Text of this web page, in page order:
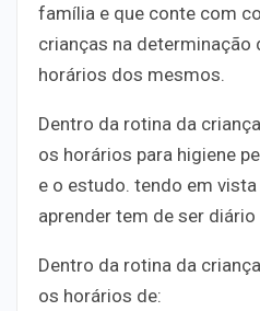
família e que conte com
crianças na determinação
horários dos mesmos.
Dentro da rotina da
os horários para higiene
e o estudo. tendo em
aprender tem de ser
Dentro da rotina da
os horários de: